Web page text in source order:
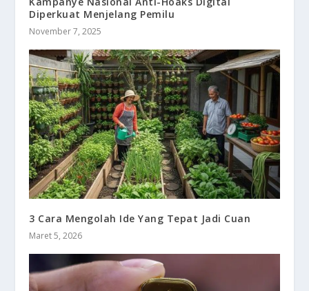
Diperkuat Menjelang Pemilu
November 7, 2025
3 Cara Mengolah Ide Yang Tepat Jadi Cuan
Maret 5, 2026